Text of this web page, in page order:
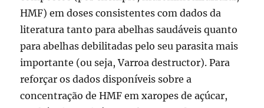
HMF) em doses consistentes com dados da
literatura tanto para abelhas saudáveis ​​quanto
para abelhas debilitadas pelo seu parasita mais
importante (ou seja, Varroa destructor). Para
reforçar os dados disponíveis sobre a
concentração de HMF em xaropes de açúcar,